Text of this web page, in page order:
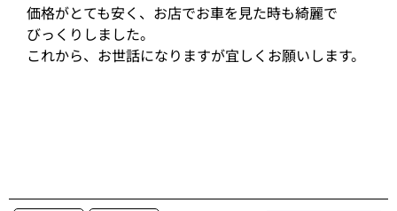
価格がとても安く、お店でお車を見た時も綺麗で
びっくりしました。
これから、お世話になりますが宜しくお願いします。